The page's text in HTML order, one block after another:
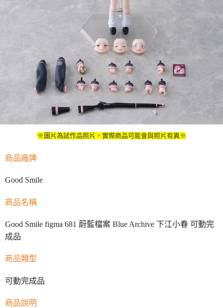
※圖片為試作品照片，實際商品可能會與照片有異※
商品廠牌
Good Smile
商品名稱
Good Smile figma 681 蔚藍檔案 Blue Archive 下江小春 可動完
成品
商品類型
可動完成品
商品說明